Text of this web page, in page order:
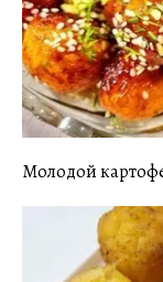
Молодой